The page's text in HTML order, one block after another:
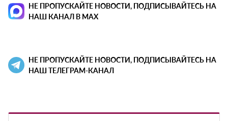
НЕ ПРОПУСКАЙТЕ НОВОСТИ, ПОДПИСЫВАЙТЕСЬ НА
НАШ КАНАЛ В MAX
НЕ ПРОПУСКАЙТЕ НОВОСТИ, ПОДПИСЫВАЙТЕСЬ НА
НАШ ТЕЛЕГРАМ-КАНАЛ